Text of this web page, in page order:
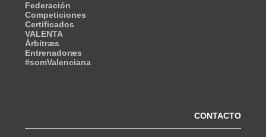
Federación
Competiciones
Certificados
VALENTA
Árbitræs
Entrenadoræs
#somValenciana
CONTACTO